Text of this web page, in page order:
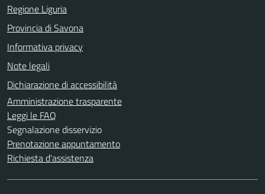
Regione Liguria
Provincia di Savona
Informativa privacy
Note legali
Dichiarazione di accessibilità
Amministrazione trasparente
Leggi le FAQ
Segnalazione disservizio
Prenotazione appuntamento
Richiesta d'assistenza